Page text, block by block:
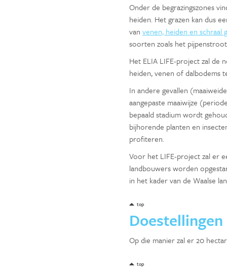
Onder de begrazingszones
heiden. Het grazen kan dus
van venen, heiden en schraal
soorten zoals het
Het ELIA LIFE-project zal de
heiden, venen of dalbodems
In andere gevallen
aangepaste maaiwijze
bepaald stadium wordt
bijhorende planten en
profiteren.
Voor het LIFE-project zal er
landbouwers worden
in het kader van de Waalse
top
Doestellingen
Op die manier zal er 20
top